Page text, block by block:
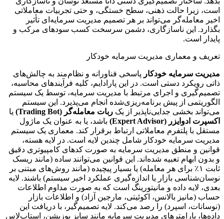
است، زیرا حالت ذهنی، سطح خستگی، و حتی تجربیات معاملاتی
اخیر معامله‌گر می‌تواند بر هر تصمیم مدیریت سرمایه‌ای تأثیر
بگذارد. این ناسازگاری، دشمن سرسخت کسب سودهای مرکب و
پایدار است.
تعریف و معماری مدیریت سرمایه خودکار
مدیریت سرمایه خودکار پاسخی فناورانه و نظام‌مند به چالش‌های
ذاتی رویکرد دستی است. در این پارادایم، کلیه فرآیندهای محاسبه،
تصمیم‌گیری و اجرای مرتبط با مدیریت سرمایه، توسط یک سیستم
الگوریتمی از پیش برنامه‌ریزی‌شده انجام می‌پذیرد. این سیستم
می‌تواند بخشی جدایی‌ناپذیر از یک ربات معامله‌گر (Trading Bot)
یا
اکسپرت ادوایزر (Expert Advisor)
باشد، یا به عنوان یک ماژول
مستقل با پلتفرم معاملاتی ارتباط برقرار کند. معماری یک سیستم
مدیریت سرمایه خودکار شامل چندین لایه است. در لایه هسته،
قوانین و منطق مدیریت سرمایه به صورت کدهای کامپیوتری دقیق
و بدون ابهام تعبیه شده‌اند. این قوانین می‌توانند ساده (مانند ریسک
ثابت ۱٪ برای هر معامله) یا بسیار پیچیده (مانند روش‌های مبتنی بر
نوسان‌شناسی بازار یا اندازه‌گیری عملکرد اخیر سیستم) باشند. لایه
بعدی، لایه داده و مانیتورینگ است که به صورت مداوم اطلاعات
حساب (مانیز بالانس، اکوئیتی، مارجین آزاد) و اطلاعات بازار
(نوسانات، اسپرد) را رصد می‌کند. لایه تصمیم‌گیر، با دریافت این
داده‌ها، پارامترهای مدیریت سرمایه مانند سایز پوزیشن، استاپ‌لاس